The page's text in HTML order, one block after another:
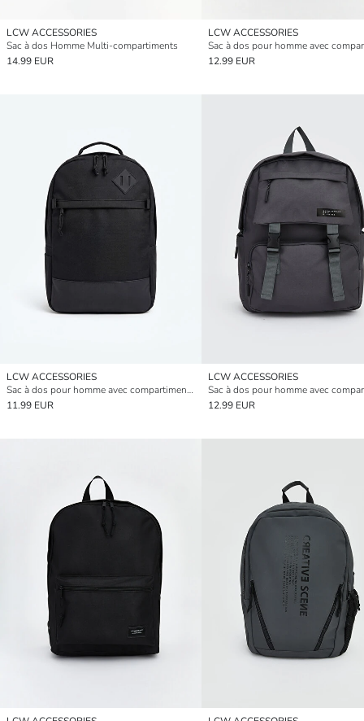
LCW ACCESSORIES
Sac à dos Homme Multi-compartiments
14.99 EUR
LCW ACCESSORIES
12.99 EUR
LCW ACCESSORIES
Sac à dos pour homme avec compartiment pour ordinateur portable
11.99 EUR
LCW ACCESSORIES
12.99 EUR